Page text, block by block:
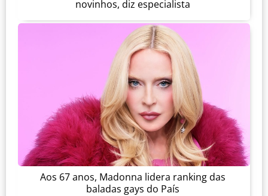
novinhos, diz especialista
Aos 67 anos, Madonna lidera ranking das
baladas gays do País